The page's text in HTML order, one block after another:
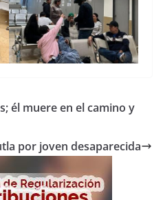
él muere en el camino y
por joven desaparecida